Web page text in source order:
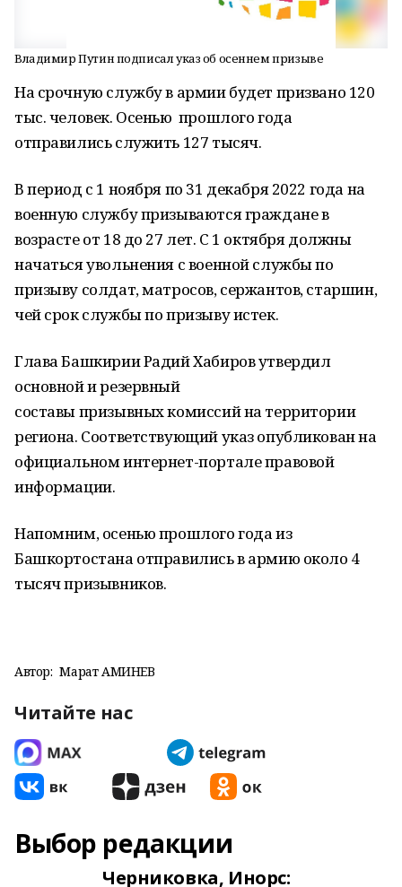
Владимир Путин подписал указ об осеннем призыве
На срочную службу в армии будет призвано 120
тыс. человек. Осенью прошлого года
отправились служить 127 тысяч.
В период с 1 ноября по 31 декабря 2022 года на
военную службу призываются граждане в
возрасте от 18 до 27 лет. С 1 октября должны
начаться увольнения с военной службы по
призыву солдат, матросов, сержантов, старшин,
чей срок службы по призыву истек.
Глава Башкирии Радий Хабиров утвердил
основной и резервный
составы призывных комиссий на территории
региона. Соответствующий указ опубликован на
официальном интернет-портале правовой
информации.
Напомним, осенью прошлого года из
Башкортостана отправились в армию около 4
тысяч призывников.
Автор: Марат АМИНЕВ
Читайте нас
Выбор редакции
Черниковка, Инорс: